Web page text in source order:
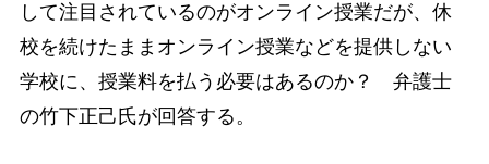
して注目されているのがオンライン授業だが、休
校を続けたままオンライン授業などを提供しない
学校に、授業料を払う必要はあるのか？ 弁護士
の竹下正己氏が回答する。